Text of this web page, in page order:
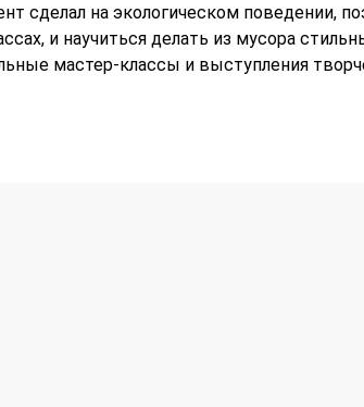
сделал на экологическом поведении,
и научиться делать из мусора
мастер-классы и выступления